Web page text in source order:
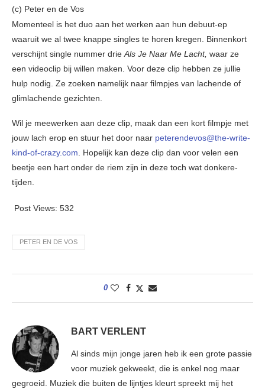
(c) Peter en de Vos
Momenteel is het duo aan het werken aan hun debuut-ep
waaruit we al twee knappe singles te horen kregen. Binnenkort
verschijnt single nummer drieAls Je Naar Me Lacht, waar ze
een videoclip bij willen maken. Voor deze clip hebben ze jullie
hulp nodig. Ze zoeken namelijk naar filmpjes van lachende of
glimlachende gezichten.
Wil je meewerken aan deze clip, maak dan een kort filmpje met
jouw lach erop en stuur het door naar peterendevos@the-write-
kind-of-crazy.com. Hopelijk kan deze clip dan voor velen een
beetje een hart onder de riem zijn in deze toch wat donkere-
tijden.
Post Views: 532
PETER EN DE VOS
0
BART VERLENT
Al sinds mijn jonge jaren heb ik een grote passie
voor muziek gekweekt, die is enkel nog maar
gegroeid. Muziek die buiten de lijntjes kleurt spreekt mij het